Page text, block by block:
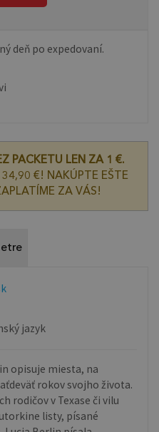
deň po expedovaní.
PACKETU LEN ZA 1 €.
€! NAKÚPTE EŠTE
ZA VÁS!
jazyk
opisuje miesta, na
rokov svojho života.
rodičov v Texase či vilu
listy, písané